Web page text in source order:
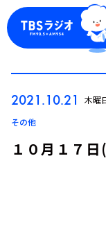
2021.10.21 木曜
その他
１０月１７